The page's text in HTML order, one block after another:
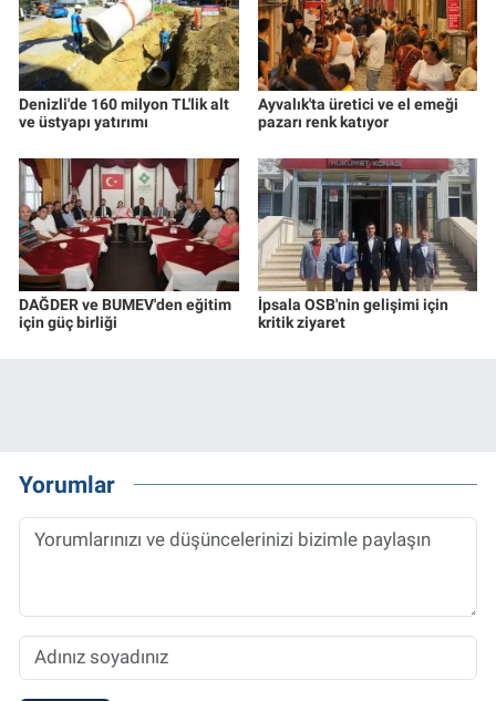
Denizli'de 160 milyon TL'lik alt
ve üstyapı yatırımı
Ayvalık'ta üretici ve el emeği
pazarı renk katıyor
DAĞDER ve BUMEV'den eğitim
için güç birliği
İpsala OSB'nin gelişimi için
kritik ziyaret
Yorumlar